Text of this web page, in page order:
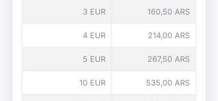
3 EUR 160,50 ARS
4 EUR 214,00 ARS
5 EUR 267,50 ARS
10 EUR 535,00 ARS